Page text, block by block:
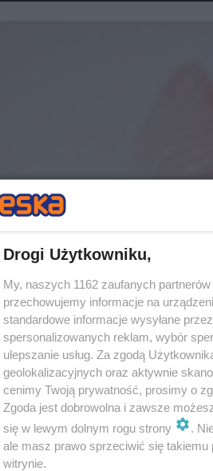
Drogi Użytkowniku,
My, naszych 1162 zaufanych
przechowujemy informacje na
standardowe informacje wysyłane
spersonalizowanych reklam, wybór
ulepszanie usług. Za zgodą
geolokalizacyjnych oraz aktywnie
cenimy Twoją prywatność, prosimy o
Zgoda jest dobrowolna i zawsze
się w lewym dolnym rogu strony
.
ale masz prawo sprzeciwić się takiemu
witrynie.